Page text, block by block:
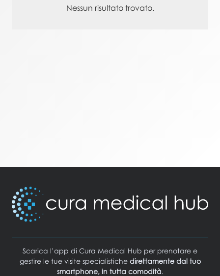
Nessun risultato trovato.
Scarica l’app di Cura Medical Hub per prenotare e
gestire le tue visite specialistiche direttamente dal tuo
smartphone, in tutta comodità.